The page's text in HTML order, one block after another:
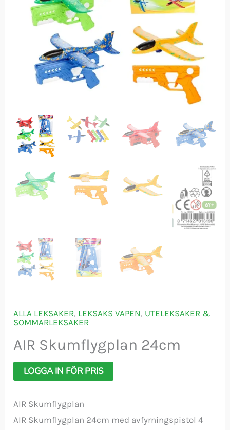
ALLA LEKSAKER, LEKSAKS VAPEN, UTELEKSAKER &
SOMMARLEKSAKER
AIR Skumflygplan 24cm
LOGGA IN FÖR PRIS
AIR Skumflygplan
AIR Skumflygplan 24cm med avfyrningspistol 4